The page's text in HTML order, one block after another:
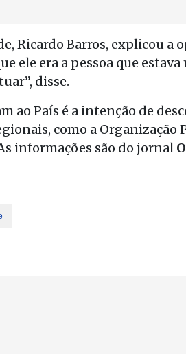
Ricardo Barros, explicou a
ele era a pessoa que
disse.
ao País é a intenção de
como a Organização
informações são do jornal